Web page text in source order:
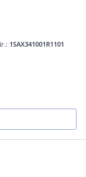
1SAX341001R1101